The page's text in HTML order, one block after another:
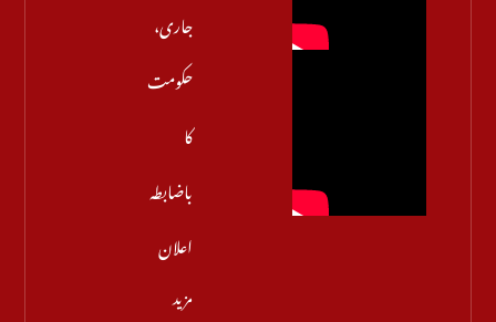
جاری،
حکومت
کا
باضابطہ
اعلان
مزید